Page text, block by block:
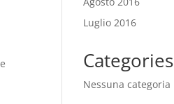
Luglio 2016
Categories
Nessuna categoria